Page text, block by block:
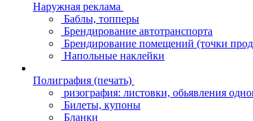
Наружная реклама
Баблы, топперы
Брендирование автотранспорта
Брендирование помещений (точки
Напольные наклейки
Полиграфия (печать)
ризография: листовки, обьявления
Билеты, купоны
Бланки